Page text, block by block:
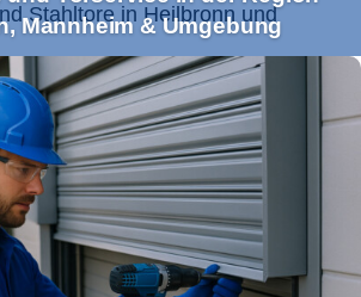
Mannheim & Umgebung
Stahltore in Heilbronn und
Industrietore und
Einzugsgebiet
Co.